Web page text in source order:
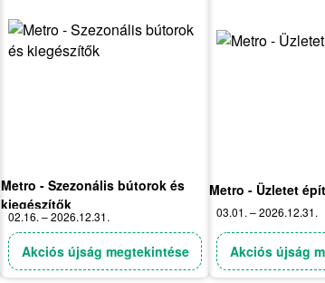
Metro - Szezonális bútorok és
kiegészítők
02.16. – 2026.12.31.
Akciós újság megtekintése
Metro - Üzletet
03.01. – 2026.12.31.
Akciós újság